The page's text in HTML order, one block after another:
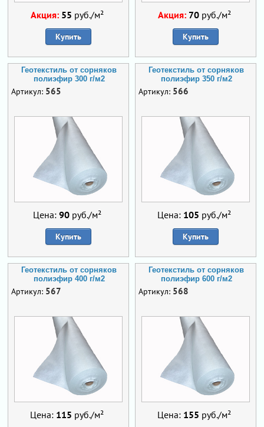
Акция: 55 руб./м²
Купить
Акция: 70руб./м²
Купить
Геотекстиль от сорняков
полиэфир 300 г/м2
Артикул: 565
Цена: 90руб./м²
Купить
Геотекстиль от сорняков
полиэфир 350 г/м2
Артикул: 566
Цена: 105 руб./м²
Купить
Геотекстиль от сорняков
полиэфир 400 г/м2
Артикул: 567
Цена: 115 руб./м²
Геотекстиль от сорняков
полиэфир 600 г/м2
Артикул: 568
Цена: 155 руб./м²